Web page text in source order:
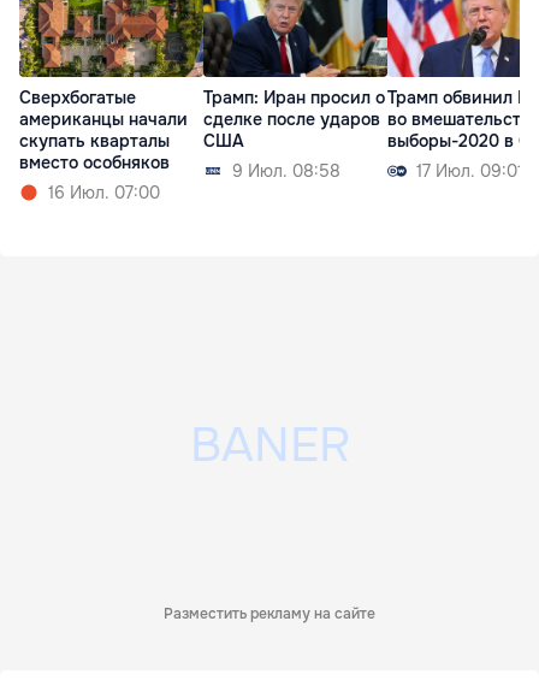
Сверхбогатые
американцы начали
скупать кварталы
вместо особняков
16 Июл. 07:00
Трамп: Иран просил о
сделке после ударов
США
9 Июл. 08:58
Трамп обвинил
во
выборы-2020 в
17 Июл. 09:01
Разместить рекламу на сайте